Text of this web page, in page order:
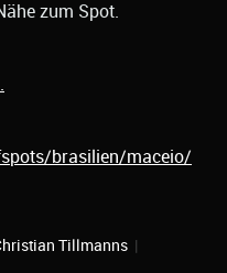
zum Spot.
brasilien/maceio/
Tillmanns |